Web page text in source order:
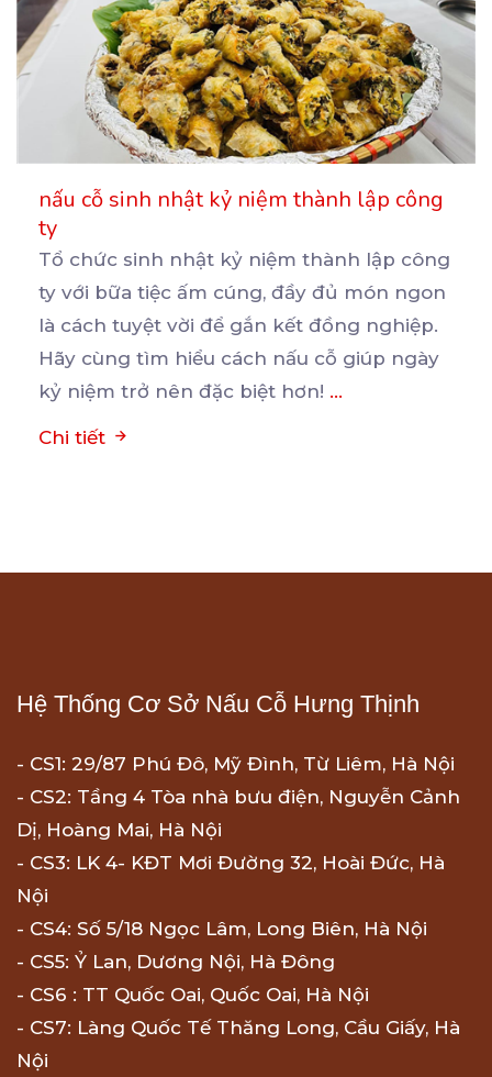
nấu cỗ sinh nhật kỷ niệm thành lập công
ty
Tổ chức sinh nhật kỷ niệm thành lập công
ty với bữa tiệc ấm cúng, đầy đủ món ngon
là cách tuyệt vời để gắn kết đồng nghiệp.
Hãy cùng tìm hiểu cách nấu cỗ giúp ngày
kỷ niệm trở nên đặc biệt hơn! ...
Chi tiết
Hệ Thống Cơ Sở Nấu Cỗ Hưng Thịnh
- CS1: 29/87 Phú Đô, Mỹ Đình, Từ Liêm, Hà Nội
- CS2: Tầng 4 Tòa nhà bưu điện, Nguyễn Cảnh
Dị, Hoàng Mai, Hà Nội
- CS3: LK 4- KĐT Mơi Đường 32, Hoài Đức, Hà
Nội
- CS4: Số 5/18 Ngọc Lâm, Long Biên, Hà Nội
- CS5: Ỷ Lan, Dương Nội, Hà Đông
- CS6 : TT Quốc Oai, Quốc Oai, Hà Nội
- CS7: Làng Quốc Tế Thăng Long, Cầu Giấy, Hà
Nội